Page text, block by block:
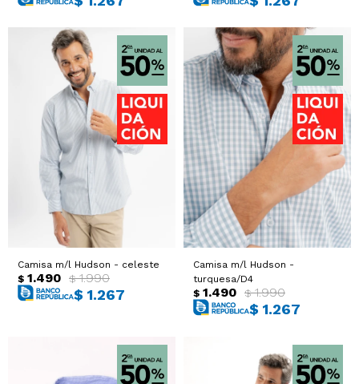
Camisa m/l Hudson - celeste
$ 1.490 $ 1.990
$ 1.267
Camisa m/l Hudson -
turquesa/D4
$ 1.490 $ 1.990
$ 1.267